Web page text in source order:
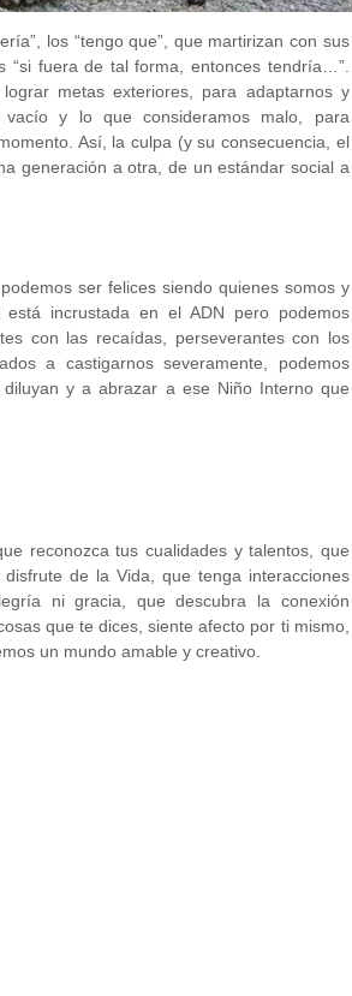
los “tengo que”, que martirizan con sus
“si fuera de tal forma, entonces tendría…”.
metas exteriores, para adaptarnos y
y lo que consideramos malo, para
Así, la culpa (y su consecuencia, el
generación a otra, de un estándar social a
ser felices siendo quienes somos y
incrustada en el ADN pero podemos
con las recaídas, perseverantes con los
a castigarnos severamente, podemos
y a abrazar a ese Niño Interno que
reconozca tus cualidades y talentos, que
de la Vida, que tenga interacciones
ni gracia, que descubra la conexión
que te dices, siente afecto por ti mismo,
un mundo amable y creativo.